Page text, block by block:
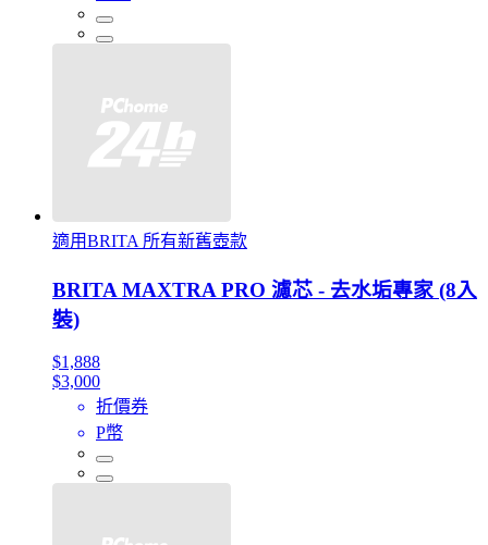
適用BRITA 所有新舊壺款
BRITA MAXTRA PRO 濾芯 - 去水垢專家 (8入
裝)
$1,888
$3,000
折價券
P幣